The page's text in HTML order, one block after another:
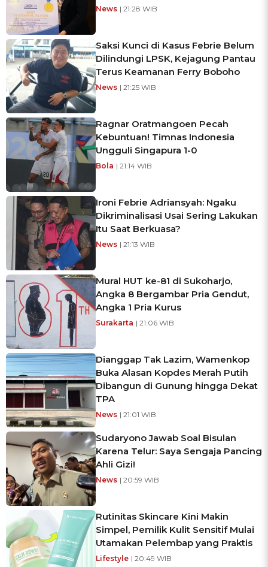
News | 21:28 WIB
Saksi Kunci di Kasus Febrie Belum
Dilindungi LPSK, Kejagung Pantau
Terus Keamanan Ferry Boboho
News | 21:25 WIB
Ragnar Oratmangoen Pecah
Kebuntuan! Timnas Indonesia
Ungguli Singapura 1-0
Bola | 21:14 WIB
Ironi Febrie Adriansyah: Ngaku
Dikriminalisasi Usai Sering Lakukan
Itu Saat Berkuasa?
News | 21:13 WIB
Mural HUT ke-81 di Sukoharjo,
Angka 8 Bergambar Pria Gendut,
Angka 1 Pria Kurus
Surakarta | 21:06 WIB
Dianggap Tak Lazim, Wamenkop
Buka Alasan Kopdes Merah Putih
Dibangun di Gunung hingga Dekat
TPA
News | 21:01 WIB
Sudaryono Jawab Soal Bisulan
Karena Telur: Saya Sengaja Pancing
Ahli Gizi!
News | 20:59 WIB
Rutinitas Skincare Kini Makin
Simpel, Pemilik Kulit Sensitif Mulai
Utamakan Pelembap yang Praktis
Lifestyle | 20:49 WIB